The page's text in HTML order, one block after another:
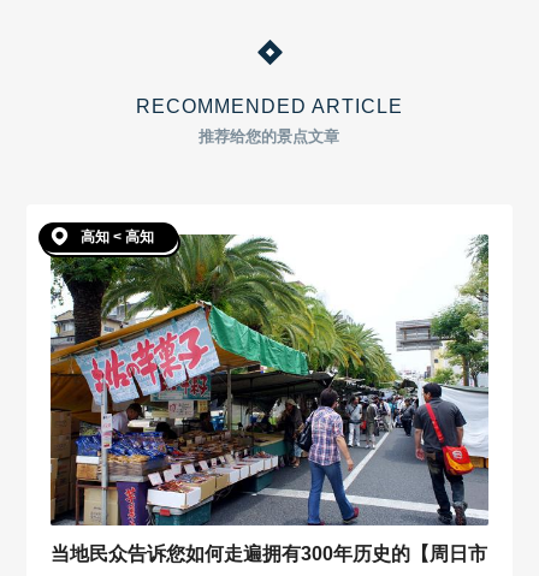
RECOMMENDED ARTICLE
推荐给您的景点文章
高知 < 高知
当地民众告诉您如何走遍拥有300年历史的【周日市